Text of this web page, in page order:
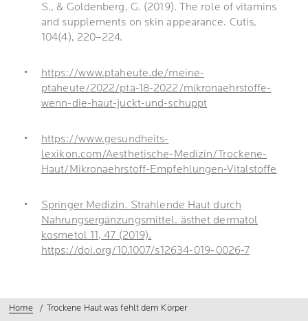
S., & Goldenberg, G. (2019). The role of vitamins
and supplements on skin appearance. Cutis,
104(4), 220–224.
https://www.ptaheute.de/meine-
ptaheute/2022/pta-18-2022/mikronaehrstoffe-
wenn-die-haut-juckt-und-schuppt
https://www.gesundheits-
lexikon.com/Aesthetische-Medizin/Trockene-
Haut/Mikronaehrstoff-Empfehlungen-Vitalstoffe
Springer Medizin. Strahlende Haut durch
Nahrungsergänzungsmittel. ästhet dermatol
kosmetol 11, 47 (2019).
https://doi.org/10.1007/s12634-019-0026-7
Home Trockene Haut was fehlt dem Körper